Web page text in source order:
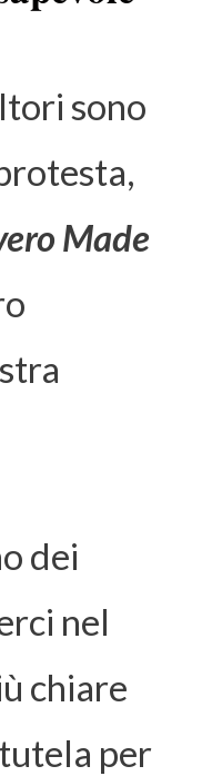
sono
Made
dei
nel
chiare
per